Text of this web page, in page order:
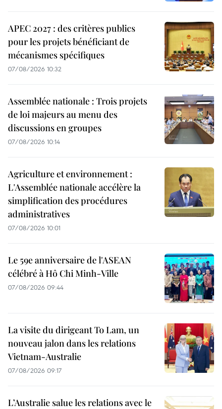
APEC 2027 : des critères publics
pour les projets bénéficiant de
mécanismes spécifiques
07/08/2026 10:32
Assemblée nationale : Trois projets
de loi majeurs au menu des
discussions en groupes
07/08/2026 10:14
Agriculture et environnement :
L'Assemblée nationale accélère la
simplification des procédures
administratives
07/08/2026 10:01
Le 59e anniversaire de l'ASEAN
célébré à Hô Chi Minh-Ville
07/08/2026 09:44
La visite du dirigeant To Lam, un
nouveau jalon dans les relations
Vietnam-Australie
07/08/2026 09:17
L’Australie salue les relations avec le